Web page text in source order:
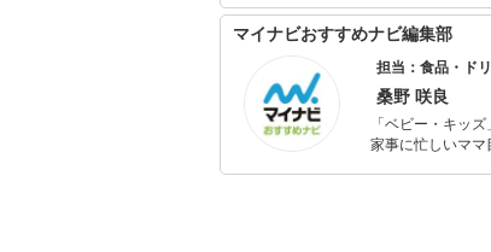
松屋酒店に入社。 店頭での業務に加え、日本酒、焼酎の魅力を１人でも多くの方に知って欲しいとの
マイナビおすすめナビ編集部
担当：食品・ド
桑野 咲良
「ベビー・キッ
家事に忙しいマ